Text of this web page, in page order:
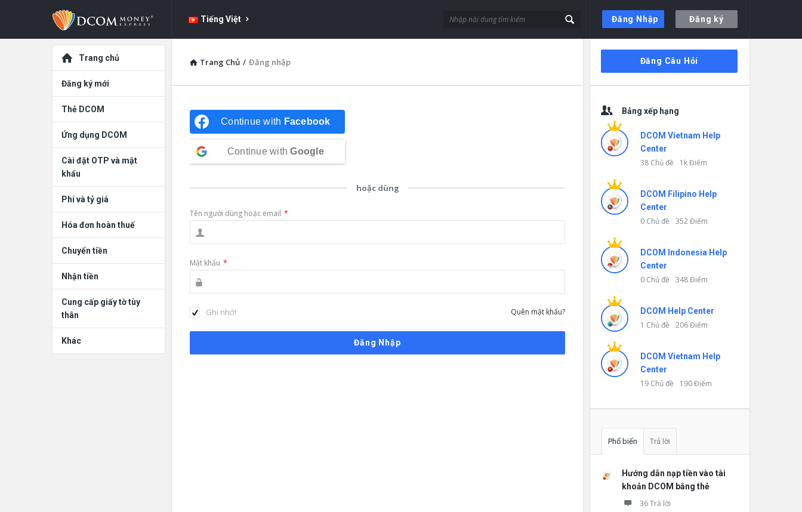
Đăng Nhập Đăng ký
DCOM
Money
Express
DCOM
Tiếng Việt
Trang Chủ / Đăng nhập
Continue with Facebook
Continue withGoogle
hoặc dùng
Tên người dùng hoặc email *
Mật khẩu *
Ghi nhớ! Quên mật khẩu?
Thanh
bên
Đăng Câu Hỏi
Bảng xếp hạng
DCOM Vietnam Help
Center
38 Chủ đề 1k Điểm
DCOM Filipino Help
Center
0 Chủ đề 352 Điểm
DCOM Indonesia Help
Center
0 Chủ đề 348 Điểm
DCOM Help Center
1 Chủ đề 206 Điểm
DCOM Vietnam Help
Center
19 Chủ đề 190 Điểm
Phổ biến Trả lời
Hướng dẫn nạp tiền vào tài
khoản DCOM bằng thẻ
36 Trả lời
Khám
phá
Trang chủ
Đăng ký mới
Thẻ DCOM
Ứng dụng DCOM
Cài đặt OTP và mật
khẩu
Phí và tỷ giá
Hóa đơn hoàn thuế
Chuyển tiền
Nhận tiền
Cung cấp giấy tờ tùy
thân
Khác